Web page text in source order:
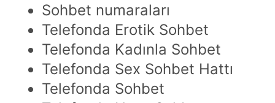
Sohbet numaraları
Telefonda Erotik Sohbet
Telefonda Kadınla Sohbet
Telefonda Sex Sohbet Hattı
Telefonda Sohbet